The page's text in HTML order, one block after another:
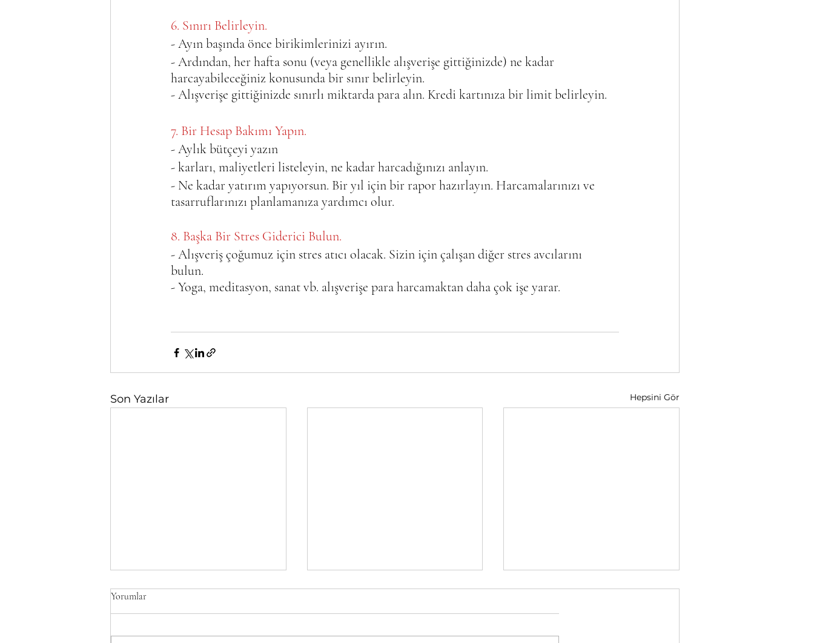
6. Sınırı Belirleyin.
- Ayın başında önce birikimlerinizi ayırın.
- Ardından, her hafta sonu (veya genellikle alışverişe gittiğinizde) ne kadar
harcayabileceğiniz konusunda bir sınır belirleyin.
- Alışverişe gittiğinizde sınırlı miktarda para alın. Kredi kartınıza bir limit belirleyin.
7. Bir Hesap Bakımı Yapın.
- Aylık bütçeyi yazın
- karları, maliyetleri listeleyin, ne kadar harcadığınızı anlayın.
- Ne kadar yatırım yapıyorsun. Bir yıl için bir rapor hazırlayın. Harcamalarınızı ve
tasarruflarınızı planlamanıza yardımcı olur.
8. Başka Bir Stres Giderici Bulun.
- Alışveriş çoğumuz için stres atıcı olacak. Sizin için çalışan diğer stres avcılarını
bulun.
- Yoga, meditasyon, sanat vb. alışverişe para harcamaktan daha çok işe yarar.
Son Yazılar Hepsini Gör
Yorumlar